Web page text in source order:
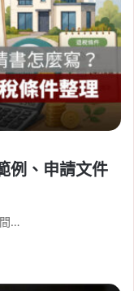
例、申請文件
…